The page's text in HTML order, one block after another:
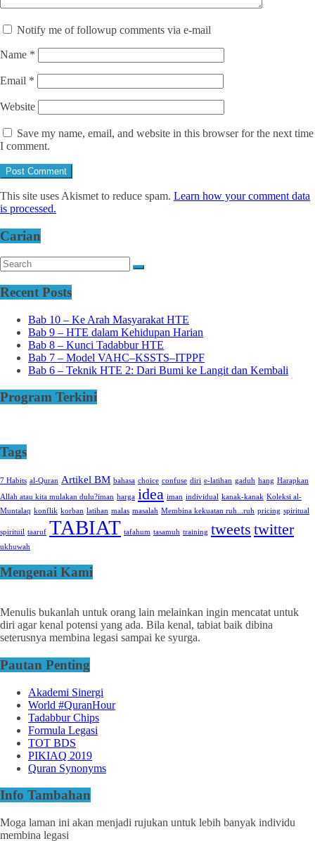
Notify me of followup comments via e-mail
Name *
Email *
Website
Save my name, email, and website in this browser for the next time
I comment.
This site uses Akismet to reduce spam. Learn how your comment data
is processed.
Carian
Recent Posts
Bab 10 – Ke Arah Masyarakat HTE
Bab 9 – HTE dalam Kehidupan Harian
Bab 8 – Kunci Tadabbur HTE
Bab 7 – Model VAHC–KSSTS–ITPPF
Bab 6 – Teknik HTE 2: Dari Bumi ke Langit dan Kembali
Program Terkini
Tags
7 Habits al-Quran Artikel BM bahasa choice confuse diri e-latihan gaduh hang Harapkan
Allah atau kita mulakan dulu?iman harga idea iman individual kanak-kanak Koleksi al-
Muntalaq konflik korban latihan malas masalah Membina kekuatan ruh...ruh pricing spiritual
spirituil taaruf TABIAT tafahum tasamuh training tweets twitter
ukhuwah
Mengenai Kami
Menulis bukanlah untuk orang lain melainkan ingin mencatat untuk
diri agar kenal potensi yang ada. Bila kenal, tabiat baik dibina
seterusnya membina legasi sampai ke syurga.
Pautan Penting
Akademi Sinergi
World #QuranHour
Tadabbur Chips
Formula Legasi
TOT BDS
PIKIAQ 2019
Quran Synonyms
Info Tambahan
Moga laman ini akan menjadi rujukan untuk lebih banyak individu
membina legasi